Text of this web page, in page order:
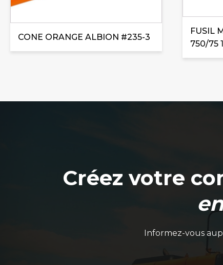
CONE ORANGE ALBION #235-3
FUSIL
750/75
Créez votre
Informez-vous